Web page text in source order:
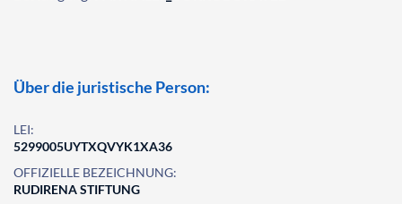
Über die juristische Person:
LEI:
5299005UYTXQVYK1XA36
OFFIZIELLE BEZEICHNUNG:
RUDIRENA STIFTUNG